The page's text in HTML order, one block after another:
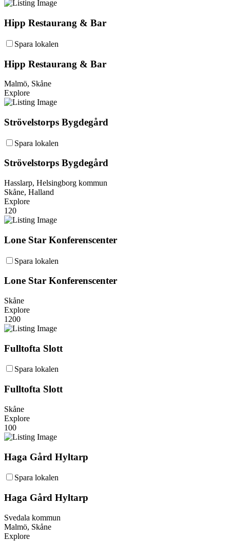
Hipp Restaurang & Bar
Spara lokalen
Hipp Restaurang & Bar
Malmö, Skåne
Explore
Strövelstorps Bygdegård
Spara lokalen
Strövelstorps Bygdegård
Hasslarp, Helsingborg kommun
Skåne, Halland
Explore
120
Lone Star Konferenscenter
Spara lokalen
Lone Star Konferenscenter
Skåne
Explore
1200
Fulltofta Slott
Spara lokalen
Fulltofta Slott
Skåne
Explore
100
Haga Gård Hyltarp
Spara lokalen
Haga Gård Hyltarp
Svedala kommun
Malmö, Skåne
Explore